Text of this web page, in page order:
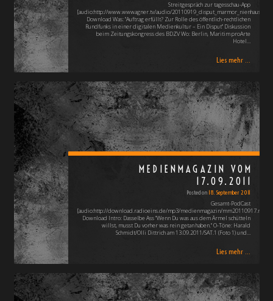
Streitgespräch zur tagesschau-App
[audio:http://www.wwwagner.tv/audio/
Download Was: "Auftrag erfüllt? Zur Rolle des öffentlich-rechtlichen
Rundfunks in einer digitalen Medienkultur – Ein Disput" Diskussion
beim Zeitungskongress des BDZV Wo: Berlin, Maritim proArte
Hotel…
Lies mehr ...
MEDIENMAGAZIN VOM
17.09.2011
Posted on 18. September 2011
Gesamt-PodCast
[audio:http://download.radioeins.de/mp3/medienmagazin/mm20110917.mp3]
Download Intro: Dasselbe Ass "Wenn Du was aus dem Ärmel schütteln
willst, musst Du vorher was rein getan haben." O-Töne: Harald
Schmidt/Olli Dittrich am 13.09.2011/SAT.1 (Foto 1) und…
Lies mehr ...